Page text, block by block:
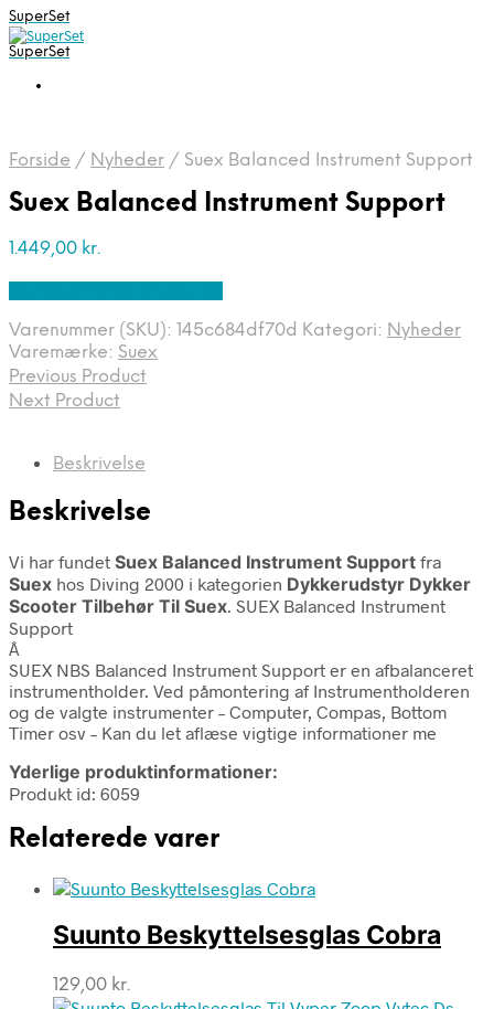
SuperSet
SuperSet
Forside / Nyheder / Suex Balanced Instrument Support
Suex Balanced Instrument Support
1.449,00 kr.
Varenummer (SKU): 145c684df70d Kategori: Nyheder
Varemærke: Suex
Previous Product
Next Product
Beskrivelse
Beskrivelse
Vi har fundet Suex Balanced Instrument Support fra
Suex hos Diving 2000 i kategorien Dykkerudstyr Dykker
Scooter Tilbehør Til Suex. SUEX Balanced Instrument
Support
Â
SUEX NBS Balanced Instrument Support er en afbalanceret
instrumentholder. Ved påmontering af Instrumentholderen
og de valgte instrumenter – Computer, Compas, Bottom
Timer osv – Kan du let aflæse vigtige informationer me
Yderlige produktinformationer:
Produkt id: 6059
Relaterede varer
Suunto Beskyttelsesglas Cobra
129,00 kr.